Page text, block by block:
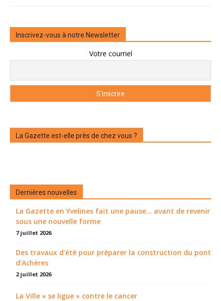
Inscrivez-vous à notre Newsletter
Votre courriel
La Gazette est-elle près de chez vous ?
Dernières nouvelles
La Gazette en Yvelines fait une pause... avant de revenir
sous une nouvelle forme
7 juillet 2026
Des travaux d’été pour préparer la construction du pont
d’Achères
2 juillet 2026
La Ville « se ligue » contre le cancer